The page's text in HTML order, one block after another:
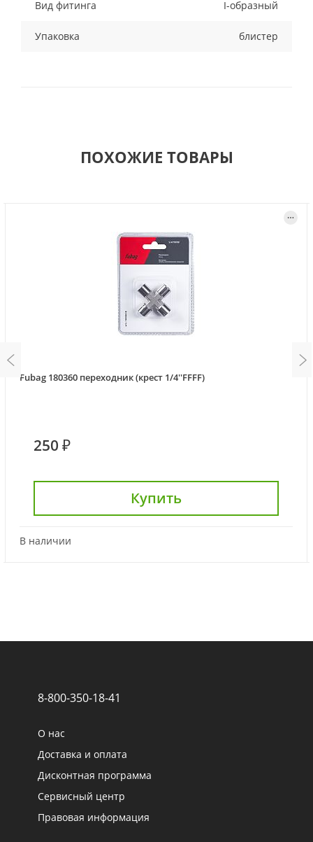
Вид фитинга I-образный
Упаковка блистер
ПОХОЖИЕ ТОВАРЫ
Fubag 180360 переходник (крест 1/4''FFFF)
250 ₽
Купить
В наличии
8-800-350-18-41
О нас
Доставка и оплата
Дисконтная программа
Сервисный центр
Правовая информация